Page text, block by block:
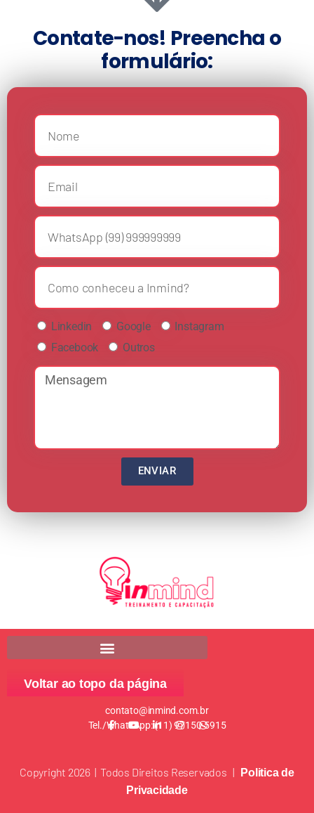
Contate-nos! Preencha o
formulário:
Linkedin Google
Instagram
Facebook
Outros
ENVIAR
Voltar ao topo da página
contato@inmind.com.br
Tel./WhatsApp: (11) 97150-5915
Copyright 2026 | Todos Direitos Reservados |
Politica de
Privacidade